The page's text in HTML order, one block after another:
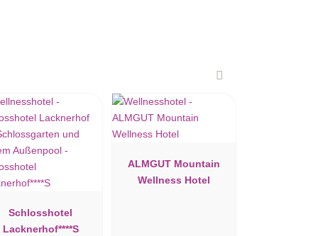
Schlosshotel
Lacknerhof****S
ALMGUT Mountain
Wellness Hotel